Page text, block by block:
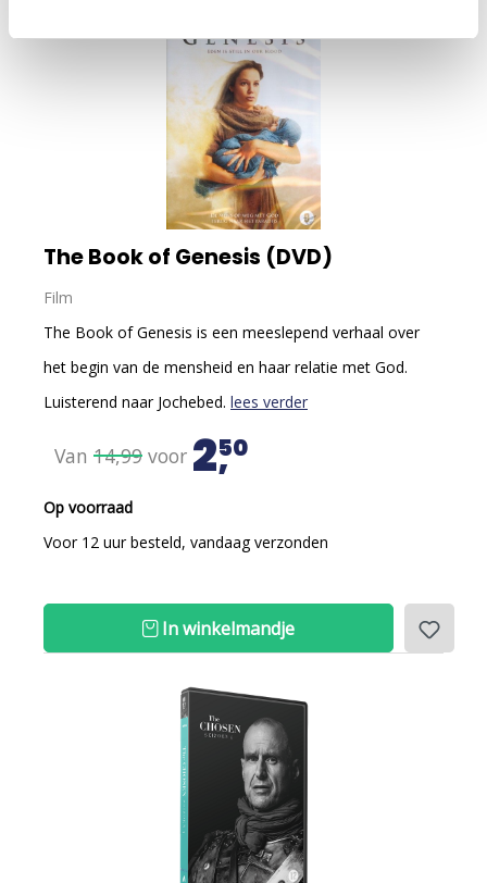
The Book of Genesis (DVD)
Film
The Book of Genesis is een meeslepend verhaal over
het begin van de mensheid en haar relatie met God.
Luisterend naar Jochebed. lees verder
Van 14,99 voor 250
Op voorraad
Voor 12 uur besteld, vandaag verzonden
In winkelmandje